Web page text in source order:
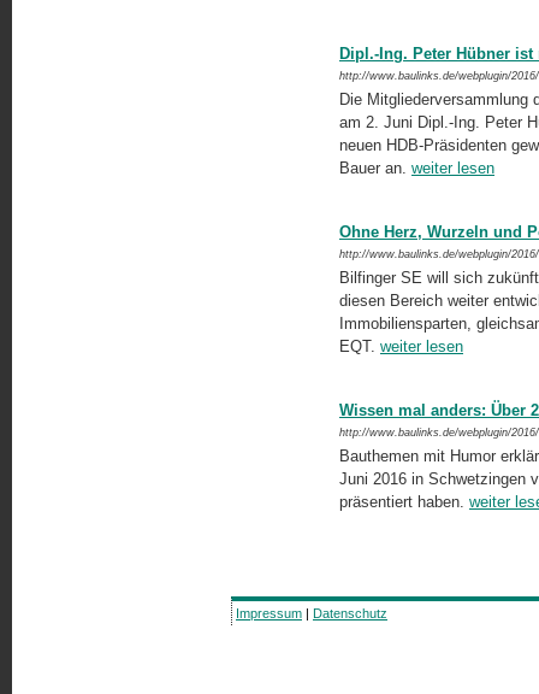
Dipl.-Ing. Peter Hübner
http://www.baulinks.de/webplugin/
Die Mitgliederversammlung
am 2. Juni Dipl.-Ing. Peter
neuen HDB-Präsidenten
Bauer an. weiter lesen
Ohne Herz, Wurzeln und
http://www.baulinks.de/webplugin/
Bilfinger SE will sich
diesen Bereich weiter
Immobilienspar­ten,
EQT. weiter lesen
Wissen mal anders: Über
http://www.baulinks.de/webplugin/
Bauthemen mit Humor
Juni 2016 in Schwetzingen
präsentiert haben. weiter
Impressum | Datenschutz